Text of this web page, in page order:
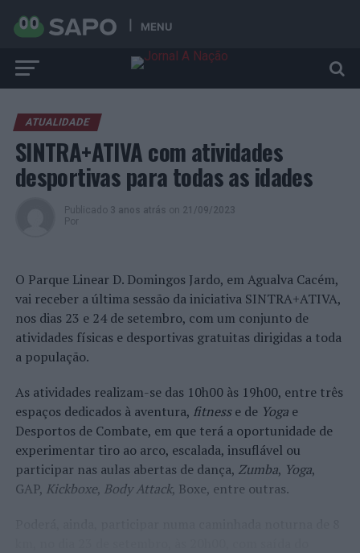
MENU
ATUALIDADE
SINTRA+ATIVA com atividades
desportivas para todas as idades
Publicado 3 anos atrás on 21/09/2023
Por
O Parque Linear D. Domingos Jardo, em Agualva Cacém,
vai receber a última sessão da iniciativa SINTRA+ATIVA,
nos dias 23 e 24 de setembro, com um conjunto de
atividades físicas e desportivas gratuitas dirigidas a toda
a população.
As atividades realizam-se das 10h00 às 19h00, entre três
espaços dedicados à aventura, fitnesse de Yogae
Desportos de Combate, em que terá a oportunidade de
experimentar tiro ao arco, escalada, insuflável ou
participar nas aulas abertas de dança, Zumba, Yoga,
GAP, Kickboxe, Body Attack, Boxe, entre outras.